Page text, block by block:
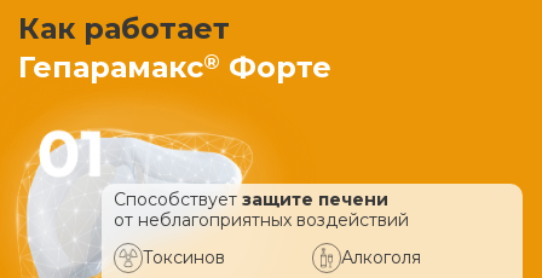
Как работает
Гепарамакс® Форте
Способствует защите печени
от неблагоприятных воздействий
Токсинов
Алкоголя